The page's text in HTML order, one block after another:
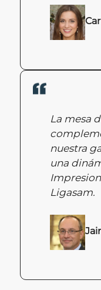
La mesa
nuestra
una
Ligasam.